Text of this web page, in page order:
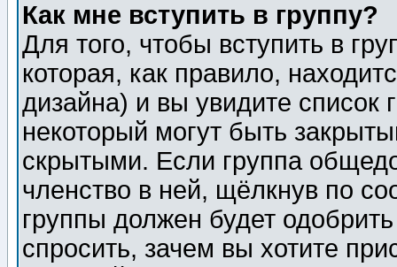
Как мне вступить в группу?
Для того, чтобы вступить в
которая, как правило,
дизайна) и вы увидите список
некоторый могут быть
скрытыми. Если группа
членство в ней, щёлкнув по
группы должен будет
спросить, зачем вы хотите